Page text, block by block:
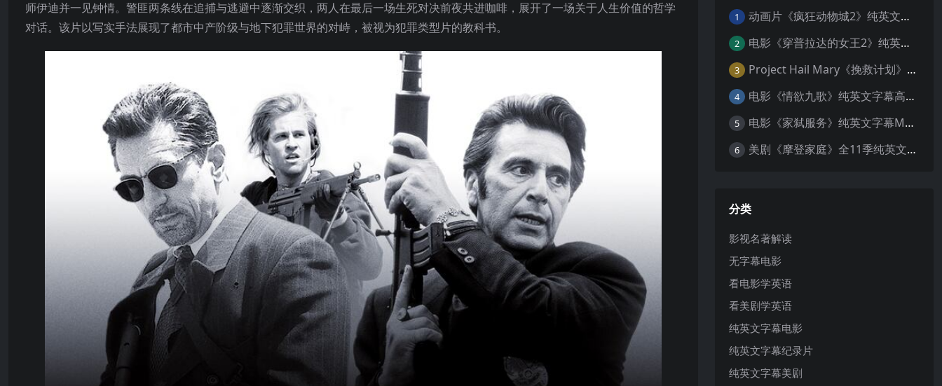
师伊迪并一见钟情。警匪两条线在追捕与逃避中逐渐交织，两人在最后一场生死对决前夜共进咖啡，展开了一场关于人生价值的哲学
对话。该片以写实手法展现了都市中产阶级与地下犯罪世界的对峙，被视为犯罪类型片的教科书。
1 动画片《疯狂动物城2》纯英文字幕MP4下载
2 电影《穿普拉达的女王2》纯英文字幕MP4下载
3 Project Hail Mary《挽救计划》纯英文字幕科幻电影MP4下载
4 电影《情欲九歌》纯英文字幕高清MP4下载
5 电影《家弑服务》纯英文字幕MP4下载
6 美剧《摩登家庭》全11季纯英文字幕高清MP4下载
分类
影视名著解读
无字幕电影
看电影学英语
看美剧学英语
纯英文字幕电影
纯英文字幕纪录片
纯英文字幕美剧